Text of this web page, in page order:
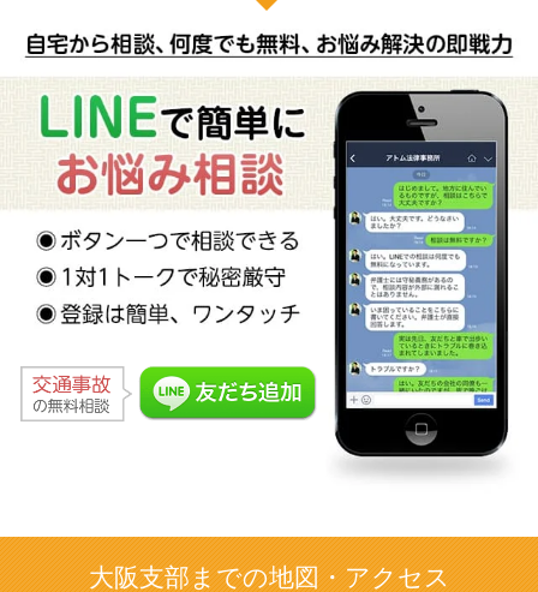
大阪支部までの地図・アクセス